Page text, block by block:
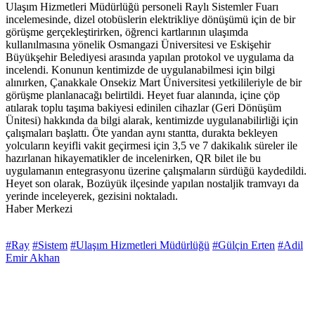
Ulaşım Hizmetleri Müdürlüğü personeli Raylı Sistemler Fuarı
incelemesinde, dizel otobüslerin elektrikliye dönüşümü için de bir
görüşme gerçekleştirirken, öğrenci kartlarının ulaşımda
kullanılmasına yönelik Osmangazi Üniversitesi ve Eskişehir
Büyükşehir Belediyesi arasında yapılan protokol ve uygulama da
incelendi. Konunun kentimizde de uygulanabilmesi için bilgi
alınırken, Çanakkale Onsekiz Mart Üniversitesi yetkilileriyle de bir
görüşme planlanacağı belirtildi. Heyet fuar alanında, içine çöp
atılarak toplu taşıma bakiyesi edinilen cihazlar (Geri Dönüşüm
Ünitesi) hakkında da bilgi alarak, kentimizde uygulanabilirliği için
çalışmaları başlattı. Öte yandan aynı stantta, durakta bekleyen
yolcuların keyifli vakit geçirmesi için 3,5 ve 7 dakikalık süreler ile
hazırlanan hikayematikler de incelenirken, QR bilet ile bu
uygulamanın entegrasyonu üzerine çalışmaların sürdüğü kaydedildi.
Heyet son olarak, Bozüyük ilçesinde yapılan nostaljik tramvayı da
yerinde inceleyerek, gezisini noktaladı.
Haber Merkezi
#Ray #Sistem #Ulaşım Hizmetleri Müdürlüğü #Gülçin Erten #Adil
Emir Akhan